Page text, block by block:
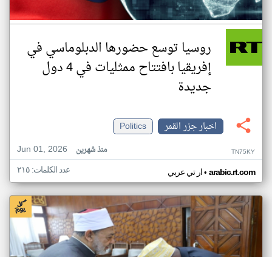
روسيا توسع حضورها الدبلوماسي في
إفريقيا بافتتاح ممثليات في 4 دول
جديدة
اخبار جزر القمر
Politics
Jun 01, 2026
منذ شهرين TN75KY
ار تي عربي• arabic.rt.com عدد الكلمات: ٢١٥